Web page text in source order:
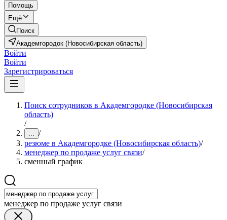
Помощь
Ещё
Поиск
Академгородок (Новосибирская область)
Войти
Войти
Зарегистрироваться
Поиск сотрудников в Академгородке (Новосибирская
область)
/
... /
резюме в Академгородке (Новосибирская область)/
менеджер по продаже услуг связи/
сменный график
менеджер по продаже услуг связи